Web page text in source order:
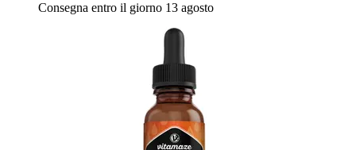
Consegna entro il giorno 13 agosto